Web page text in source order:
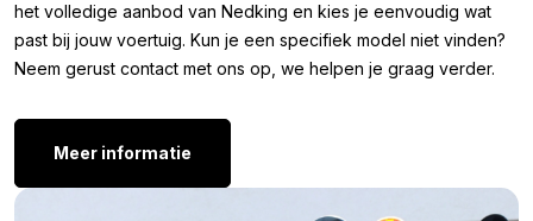
TIR bord GEEL/ZWART
TIR bord BLAUW/WIT
TIR bord ZWART/WIT
TIR bord GROEN/WIT
het volledige aanbod van Nedking en kies je eenvoudig wat
past bij jouw voertuig. Kun je een specifiek model niet vinden?
Neem gerust contact met ons op, we helpen je graag verder.
Meer informatie